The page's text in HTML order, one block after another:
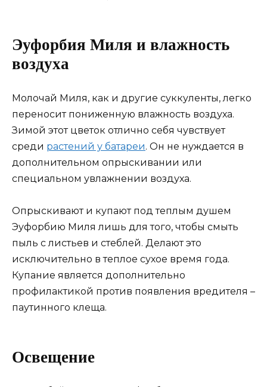
Эуфорбия Миля и влажность
воздуха
Молочай Миля, как и другие суккуленты, легко
переносит пониженную влажность воздуха.
Зимой этот цветок отлично себя чувствует
среди растений у батареи. Он не нуждается в
дополнительном опрыскивании или
специальном увлажнении воздуха.
Опрыскивают и купают под теплым душем
Эуфорбию Миля лишь для того, чтобы смыть
пыль с листьев и стеблей. Делают это
исключительно в теплое сухое время года.
Купание является дополнительно
профилактикой против появления вредителя –
паутинного клеща.
Освещение